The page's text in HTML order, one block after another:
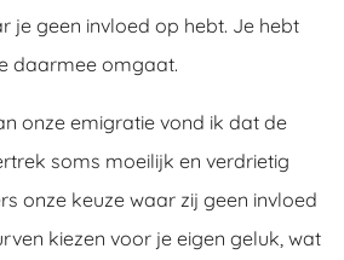
je geen invloed op hebt. Je hebt
daarmee omgaat.
onze emigratie vond ik dat de
soms moeilijk en verdrietig
onze keuze waar zij geen invloed
kiezen voor je eigen geluk, wat